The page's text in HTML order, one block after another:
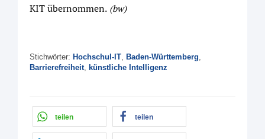
KIT übernommen. (bw)
Stichwörter: Hochschul-IT, Baden-Württemberg,
Barrierefreiheit, künstliche Intelligenz
teilen teilen